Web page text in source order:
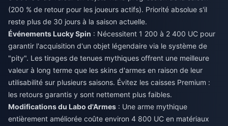
(200 % de retour pour les joueurs actifs). Priorité absolue s'il
reste plus de 30 jours à la saison actuelle.
Événements Lucky Spin : Nécessitent 1 200 à 2 400 UC pour
garantir l'acquisition d'un objet légendaire via le système de
"pity". Les tirages de tenues mythiques offrent une meilleure
valeur à long terme que les skins d'armes en raison de leur
utilisabilité sur plusieurs saisons. Évitez les caisses Premium :
les retours garantis y sont nettement plus faibles.
Modifications du Labo d'Armes : Une arme mythique
entièrement améliorée coûte environ 4 800 UC en matériaux